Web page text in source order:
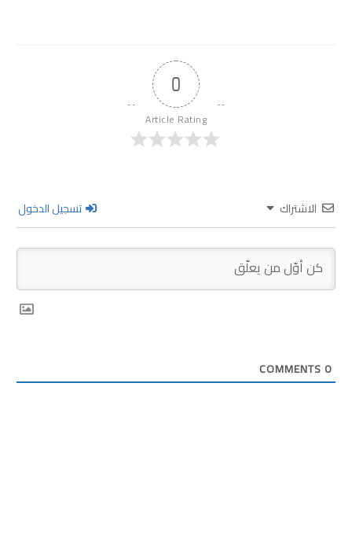
0
Article Rating
الاشتراك تسجيل الدخول
0